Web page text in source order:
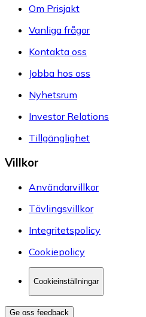
Om Prisjakt
Vanliga frågor
Kontakta oss
Jobba hos oss
Nyhetsrum
Investor Relations
Tillgänglighet
Villkor
Användarvillkor
Tävlingsvillkor
Integritetspolicy
Cookiepolicy
Cookieinställningar
Ge oss feedback